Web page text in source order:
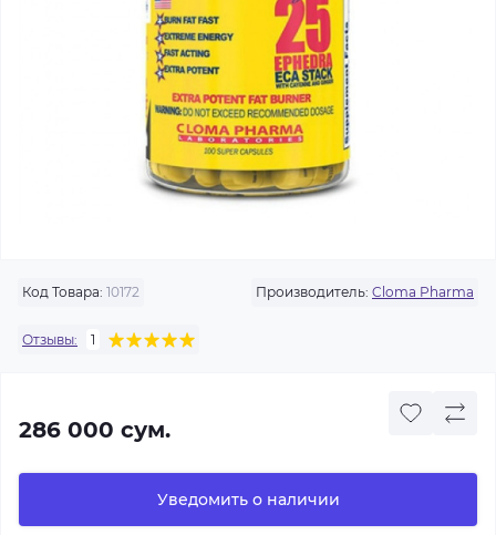
Код Товара: 10172 Производитель: Cloma Pharma
Отзывы: 1
286 000 сум.
Уведомить о наличии